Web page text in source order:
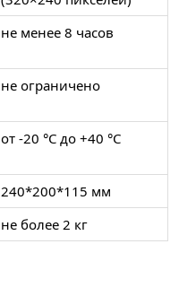
не менее 8 часов
не ограничено
от -20 °С до +40 °С
240*200*115 мм
не более 2 кг